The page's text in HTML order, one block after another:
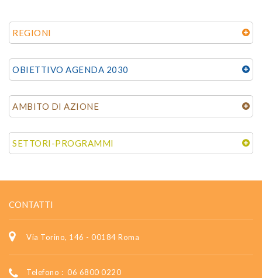
REGIONI
OBIETTIVO AGENDA 2030
AMBITO DI AZIONE
SETTORI-PROGRAMMI
CONTATTI
Via Torino, 146 - 00184 Roma
Telefono : 06 6800 0220